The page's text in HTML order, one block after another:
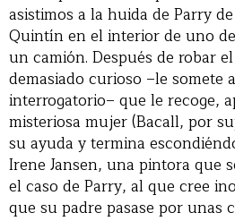
asistimos a la huida de Parry
Quintín en el interior de uno
un camión. Después de robar
demasiado curioso –le somete
interrogatorio– que le recoge,
misteriosa mujer (Bacall, por
su ayuda y termina
Irene Jansen, una pintora que
el caso de Parry, al que cree
que su padre pasase por unas